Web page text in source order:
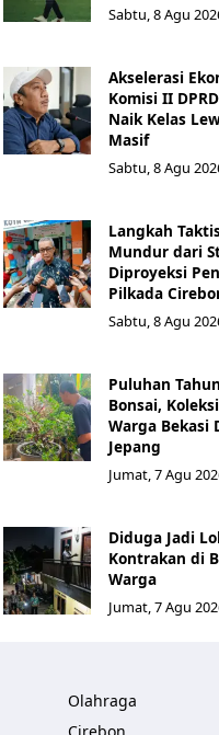
Sabtu, 8 Agu
Akselerasi
Komisi II
Naik Kelas
Masif
Sabtu, 8 Agu
Langkah
Mundur dari
Diproyeksi
Pilkada
Sabtu, 8 Agu
Puluhan
Bonsai,
Warga Bekasi
Jepang
Jumat, 7 Agu
Diduga Jadi
Kontrakan di
Warga
Jumat, 7 Agu
Olahraga